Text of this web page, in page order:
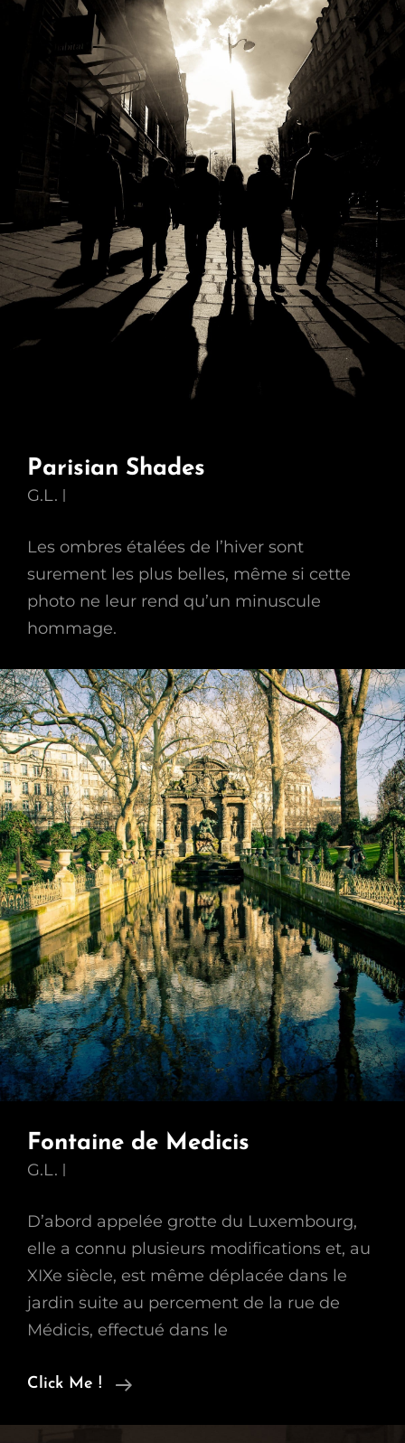
Parisian Shades
G.L.
Les ombres étalées de l’hiver sont
surement les plus belles, même si cette
photo ne leur rend qu’un minuscule
hommage.
Fontaine de Medicis
G.L.
D’abord appelée grotte du Luxembourg,
elle a connu plusieurs modifications et, au
XIXe siècle, est même déplacée dans le
jardin suite au percement de la rue de
Médicis, effectué dans le
Click Me !
Fontaine